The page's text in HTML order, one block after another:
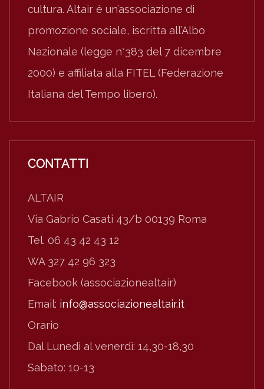
cultura. Altair è un’associazione di
promozione sociale, iscritta all’Albo
Nazionale (legge n°383 del 7 dicembre
2000) e affiliata alla FITEL (Federazione
Italiana del Tempo libero).
CONTATTI
ALTAIR
Via Gabrio Casati 43/b 00139 Roma
Tel. 06 43 42 43 12
WA 327 42 96 323
Facebook (associazionealtair)
Email: info@associazionealtair.it
Orario
Dal Lunedì al venerdì: 14,30-18,30
Sabato: 10-13